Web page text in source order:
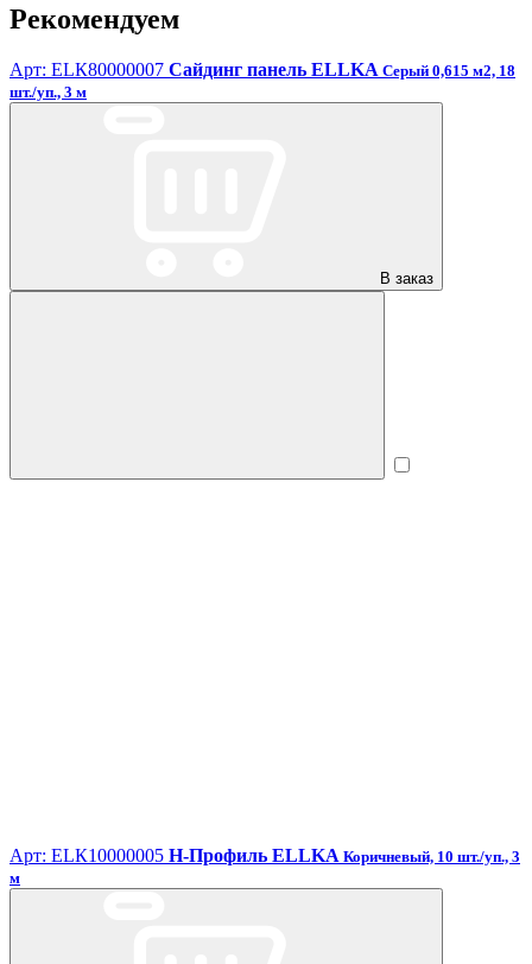
Рекомендуем
Арт: ЕLК80000007 Сайдинг панель ELLKA Серый 0,615 м2, 18
шт./уп., 3 м
В заказ
Арт: ЕLК10000005 H-Профиль ELLKA Коричневый, 10 шт./уп., 3
м